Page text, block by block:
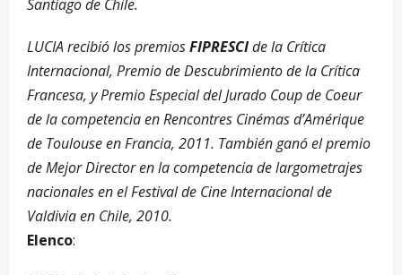
Santiago de Chile.
LUCIA recibió los premiosFIPRESCIde la Crítica
Internacional, Premio de Descubrimiento de la Crítica
Francesa, y Premio Especial del Jurado Coup de Coeur
de la competencia en Rencontres Cinémas d’Amérique
de Toulouse en Francia, 2011. También ganó el premio
de Mejor Director en la competencia de largometrajes
nacionales en el Festival de Cine Internacional de
Valdivia en Chile, 2010.
Elenco: